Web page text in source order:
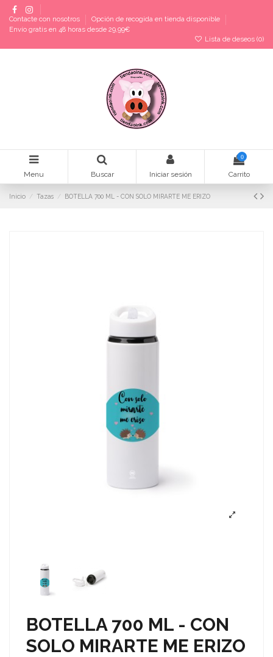
Contacte con nosotros
Opción de recogida en tienda disponible
Envío gratis en 48 horas desde 29,99€
Lista de deseos (0)
Menu Buscar Iniciar sesión
0
Carrito
Inicio Tazas BOTELLA 700 ML - CON SOLO MIRARTE ME ERIZO
BOTELLA 700 ML - CON
SOLO MIRARTE ME ERIZO